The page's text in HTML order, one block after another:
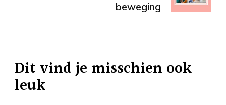
beweging
Dit vind je misschien ook
leuk